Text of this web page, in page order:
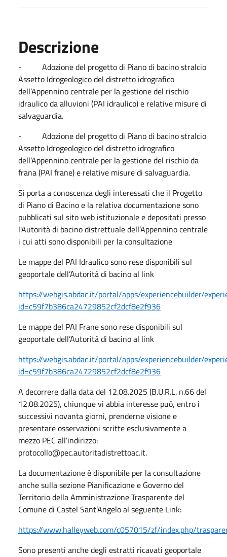
Descrizione
- Adozione del progetto di Piano di bacino stralcio
Assetto Idrogeologico del distretto idrografico
dell’Appennino centrale per la gestione del rischio
idraulico da alluvioni (PAI idraulico) e relative misure di
salvaguardia.
- Adozione del progetto di Piano di bacino stralcio
Assetto Idrogeologico del distretto idrografico
dell’Appennino centrale per la gestione del rischio da
frana (PAI frane) e relative misure di salvaguardia.
Si porta a conoscenza degli interessati che il Progetto
di Piano di Bacino e la relativa documentazione sono
pubblicati sul sito web istituzionale e depositati presso
l'Autorità di bacino distrettuale dell’Appennino centrale
i cui atti sono disponibili per la consultazione
Le mappe del PAI Idraulico sono rese disponibili sul
geoportale dell’Autorità di bacino al link
https://webgis.abdac.it/portal/apps/experiencebuilder/
id=c59f7b386ca24729852cf2dcf8e2f936
Le mappe del PAI Frane sono rese disponibili sul
geoportale dell’Autorità di bacino al link
https://webgis.abdac.it/portal/apps/experiencebuilder/
id=c59f7b386ca24729852cf2dcf8e2f936
A decorrere dalla data del 12.08.2025 (B.U.R.L. n.66 del
12.08.2025), chiunque vi abbia interesse può, entro i
successivi novanta giorni, prenderne visione e
presentare osservazioni scritte esclusivamente a
mezzo PEC all’indirizzo:
protocollo@pec.autoritadistrettoac.it.
La documentazione è disponibile per la consultazione
anche sulla sezione Pianificazione e Governo del
Territorio della Amministrazione Trasparente del
Comune di Castel Sant’Angelo al seguente Link:
https://www.halleyweb.com/c057015/zf/index.php/
Sono presenti anche degli estratti ricavati geoportale